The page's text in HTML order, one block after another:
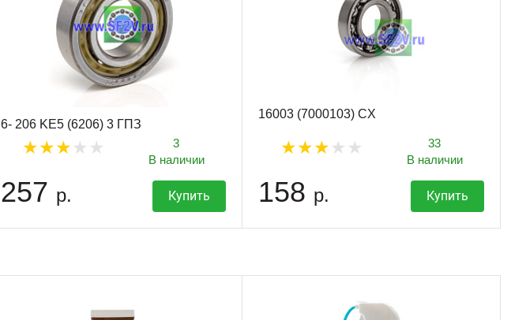
6- 206 KE5 (6206) 3 ГПЗ
3
В наличии
257 р. Купить
16003 (7000103) CX
33
В наличии
158 р. Купить